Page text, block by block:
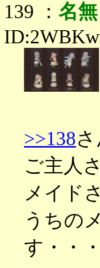
139 ： 名
>>138
ご主人
メイド
うちの
す・・・